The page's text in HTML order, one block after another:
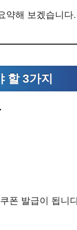
약해 보겠습니다.
할 3가지
폰 발급이 됩니